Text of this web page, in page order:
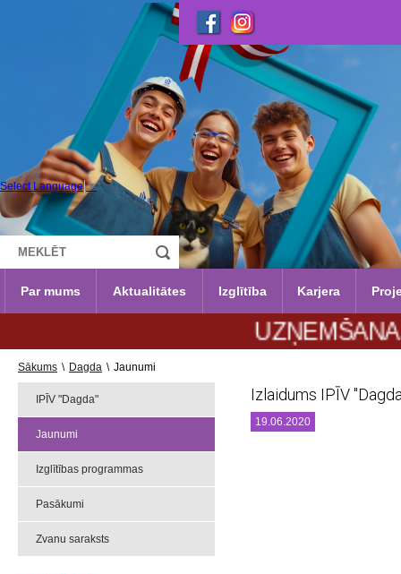
Select Language ▼
Par mums Aktualitātes Izglītība Karjera
UZŅEMŠANA
Sākums \ Dagda \ Jaunumi
IPĪV "Dagda"
Jaunumi
Izglītības programmas
Pasākumi
Zvanu saraksts
Izlaidums IPĪV
19.06.2020